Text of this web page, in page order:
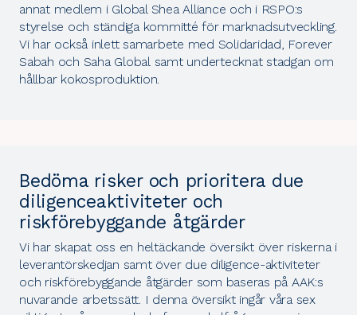
annat medlem i Global Shea Alliance och i RSPO:s
styrelse och ständiga kommitté för marknadsutveckling.
Vi har också inlett samarbete med Solidaridad, Forever
Sabah och Saha Globalsamt undertecknat stadgan om
hållbar kokosproduktion.
Bedöma risker och prioritera due
diligenceaktiviteter och
riskförebyggande åtgärder
Vi har skapat oss en heltäckande översikt över riskerna i
leverantörskedjan samt över due diligence-aktiviteter
och riskförebyggande åtgärder som baseras på AAK:s
nuvarande arbetssätt. I denna översikt ingår våra sex